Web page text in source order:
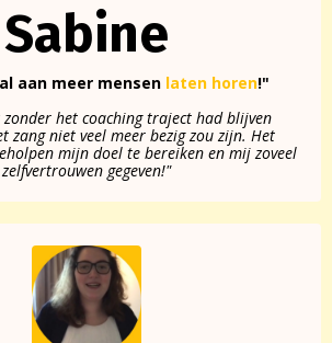
Sabine
aan meer mensen laten horen!"
het coaching traject had blijven
zang niet veel meer bezig zou zijn. Het
mijn doel te bereiken en mij zoveel
zelfvertrouwen gegeven!"